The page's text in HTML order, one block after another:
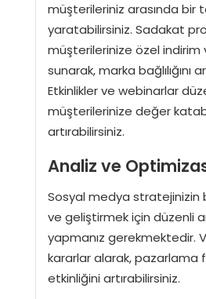
müşterileriniz arasında bir
yaratabilirsiniz. Sadakat
müşterilerinize özel indirim
sunarak, marka bağlılığını
Etkinlikler ve webinarlar
müşterilerinize değer
artırabilirsiniz.
Analiz ve
Sosyal medya stratejinizin
ve geliştirmek için düzenli
yapmanız gerekmektedir.
kararlar alarak, pazarlama
etkinliğini artırabilirsiniz.